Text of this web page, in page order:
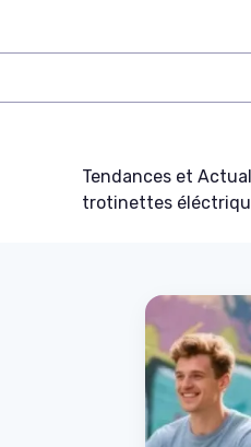
Tendances et
trotinettes